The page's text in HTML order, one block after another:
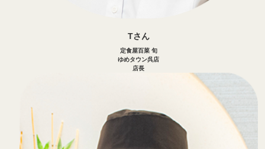
Tさん
定食屋百菜 旬
ゆめタウン呉店
店長